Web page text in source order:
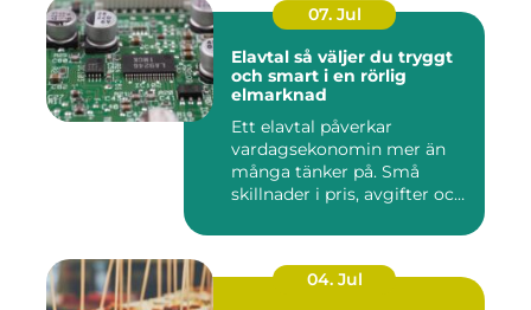
07. Jul
Elavtal så väljer du tryggt
och smart i en rörlig
elmarknad
Ett elavtal påverkar
vardagsekonomin mer än
många tänker på. Små
skillnader i pris, avgifter och
04. Jul